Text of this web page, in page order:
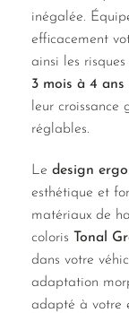
inégalée.
efficacement
ainsi les
3 mois à 4 ans
leur
réglables.
Le design
esthétique et
matériaux de
coloris Tonal
dans votre
adaptation
adapté à votre